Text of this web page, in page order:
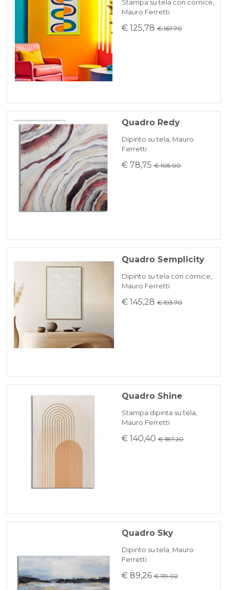
Stampa su tela con cornice,
Mauro Ferretti
€ 125,78 € 167.70
Quadro Redy
Dipinto su tela, Mauro
Ferretti
€ 78,75 € 105.00
Quadro Semplicity
Dipinto su tela con cornice,
Mauro Ferretti
€ 145,28 € 193.70
Quadro Shine
Stampa dipinta su tela,
Mauro Ferretti
€ 140,40 € 187.20
Quadro Sky
Dipinto su tela, Mauro
Ferretti
€ 89,26 € 119.02